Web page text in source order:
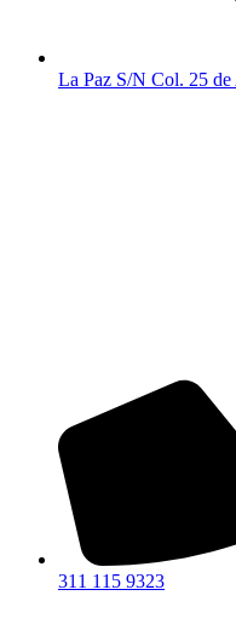
La Paz S/N Col. 25
311 115 9323